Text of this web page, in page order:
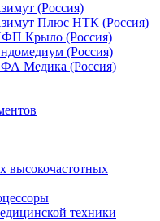
(Россия)
Плюс НТК (Россия)
Крыло (Россия)
(Россия)
Медика (Россия)
высокочастотных
техники